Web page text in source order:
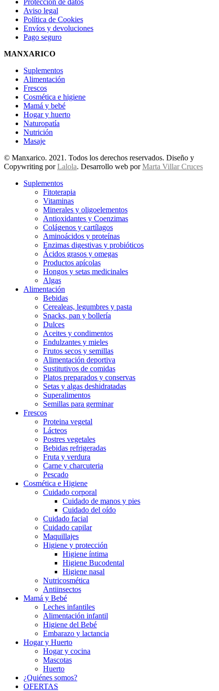
Protección de datos
Aviso legal
Política de Cookies
Envíos y devoluciones
Pago seguro
MANXARICO
Suplementos
Alimentación
Frescos
Cosmética e higiene
Mamá y bebé
Hogar y huerto
Naturopatía
Nutrición
Masaje
© Manxarico. 2021. Todos los derechos reservados. Diseño y
Copywriting porLalola. Desarrollo web porMarta Villar Cruces
Suplementos
Fitoterapia
Vitaminas
Minerales y oligoelementos
Antioxidantes y Coenzimas
Colágenos y cartílagos
Aminoácidos y proteínas
Enzimas digestivas y probióticos
Ácidos grasos y omegas
Productos apícolas
Hongos y setas medicinales
Algas
Alimentación
Bebidas
Cerealeas, legumbres y pasta
Snacks, pan y bollería
Dulces
Aceites y condimentos
Endulzantes y mieles
Frutos secos y semillas
Alimentación deportiva
Sustitutivos de comidas
Platos preparados y conservas
Setas y algas deshidratadas
Superalimentos
Semillas para germinar
Frescos
Proteina vegetal
Lácteos
Postres vegetales
Bebidas refrigeradas
Fruta y verdura
Carne y charcuteria
Pescado
Cosmética e Higiene
Cuidado corporal
Cuidado de manos y pies
Cuidado del oído
Cuidado facial
Cuidado capilar
Maquillajes
Higiene y protección
Higiene íntima
Higiene Bucodental
Higiene nasal
Nutricosmética
Antiinsectos
Mamá y Bebé
Leches infantiles
Alimentación infantil
Higiene del Bebé
Embarazo y lactancia
Hogar y Huerto
Hogar y cocina
Mascotas
Huerto
¿Quiénes somos?
OFERTAS